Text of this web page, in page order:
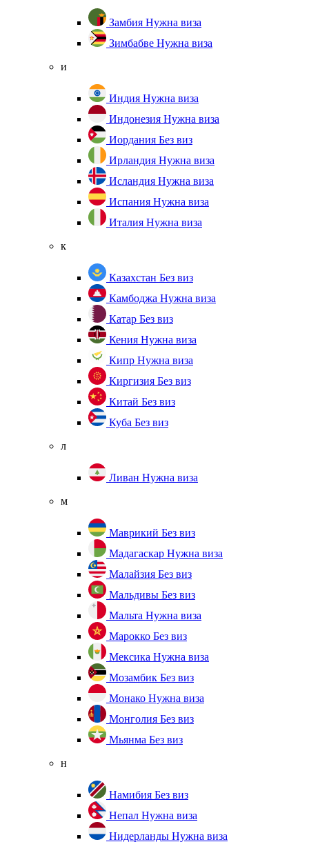
Замбия Нужна виза
Зимбабве Нужна виза
и
Индия Нужна виза
Индонезия Нужна виза
Иордания Без виз
Ирландия Нужна виза
Исландия Нужна виза
Испания Нужна виза
Италия Нужна виза
к
Казахстан Без виз
Камбоджа Нужна виза
Катар Без виз
Кения Нужна виза
Кипр Нужна виза
Киргизия Без виз
Китай Без виз
Куба Без виз
л
Ливан Нужна виза
м
Маврикий Без виз
Мадагаскар Нужна виза
Малайзия Без виз
Мальдивы Без виз
Мальта Нужна виза
Марокко Без виз
Мексика Нужна виза
Мозамбик Без виз
Монако Нужна виза
Монголия Без виз
Мьянма Без виз
н
Намибия Без виз
Непал Нужна виза
Нидерланды Нужна виза